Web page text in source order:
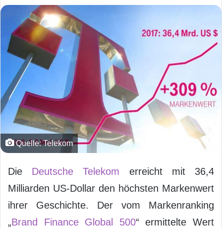
Quelle: Telekom
Die Deutsche Telekom erreicht mit 36,4
Milliarden US-Dollar den höchsten Markenwert
ihrer Geschichte. Der vom Markenranking
„Brand Finance Global 500“ ermittelte Wert